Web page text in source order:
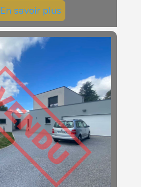
En savoir plus